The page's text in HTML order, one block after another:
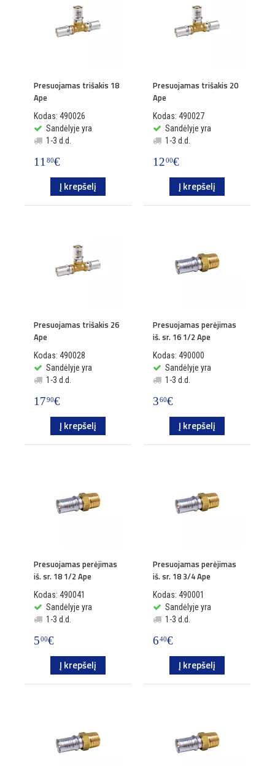
Presuojamas trišakis 18
Ape
Kodas: 490026
Sandėlyje yra
1-3 d.d.
1180€
Į krepšelį
Presuojamas trišakis 20
Ape
Kodas: 490027
Sandėlyje yra
1-3 d.d.
1200€
Į krepšelį
Presuojamas trišakis 26
Ape
Kodas: 490028
Sandėlyje yra
1-3 d.d.
1790€
Į krepšelį
Presuojamas perėjimas
iš. sr. 16 1/2 Ape
Kodas: 490000
Sandėlyje yra
1-3 d.d.
360€
Į krepšelį
Presuojamas perėjimas
iš. sr. 18 1/2 Ape
Kodas: 490041
Sandėlyje yra
1-3 d.d.
500€
Į krepšelį
Presuojamas perėjimas
iš. sr. 18 3/4 Ape
Kodas: 490001
Sandėlyje yra
1-3 d.d.
640€
Į krepšelį